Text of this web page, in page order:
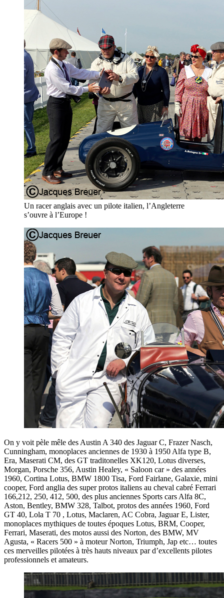
Un racer anglais avec un pilote italien, l’Angleterre
s’ouvre à l’Europe !
On y voit pèle mêle des Austin A 340 des Jaguar C, Frazer Nasch,
Cunningham, monoplaces anciennes de 1930 à 1950 Alfa type B,
Era, Maserati CM, des GT traditonelles XK120, Lotus diverses,
Morgan, Porsche 356, Austin Healey, « Saloon car » des années
1960, Cortina Lotus, BMW 1800 Tisa, Ford Fairlane, Galaxie, mini
cooper, Ford anglia des super protos italiens au cheval cabré Ferrari
166,212, 250, 412, 500, des plus anciennes Sports cars Alfa 8C,
Aston, Bentley, BMW 328, Talbot, protos des années 1960, Ford
GT 40, Lola T 70 , Lotus, Maclaren, AC Cobra, Jaguar E, Lister,
monoplaces mythiques de toutes époques Lotus, BRM, Cooper,
Ferrari, Maserati, des motos aussi des Norton, des BMW, MV
Agusta, « Racers 500 » à moteur Norton, Triumph, Jap etc… toutes
ces merveilles pilotées à très hauts niveaux par d’excellents pilotes
professionnels et amateurs.